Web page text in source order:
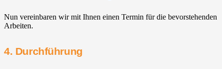
Nun vereinbaren wir mit Ihnen einen Termin für die bevorstehenden
Arbeiten.
4. Durchführung